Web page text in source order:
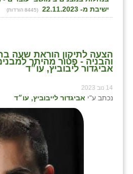
ישיבת מ- 22.11.2023
(8445 הורדות)
הצעה לתיקון הוראת שעה
והבניה - פטור מהיתר
אביגדור ליבוביץ, עו״ד
14 נוב 2023
נכתב ע"י אביגדור לייבוביץ, עו״ד